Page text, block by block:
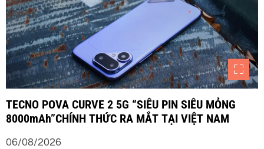
TECNO POVA CURVE 2 5G “SIÊU PIN SIÊU MỎNG
8000mAh”CHÍNH THỨC RA MẮT TẠI VIỆT NAM
06/08/2026